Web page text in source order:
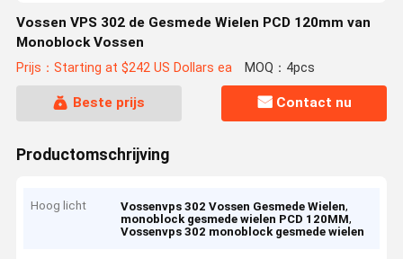
Vossen VPS 302 de Gesmede Wielen PCD 120mm van
Monoblock Vossen
Prijs：Starting at $242 US Dollars ea MOQ：4pcs
Beste prijs Contact nu
Productomschrijving
Hoog licht Vossenvps 302 Vossen Gesmede Wielen,
monoblock gesmede wielen PCD 120MM,
Vossenvps 302 monoblock gesmede wielen